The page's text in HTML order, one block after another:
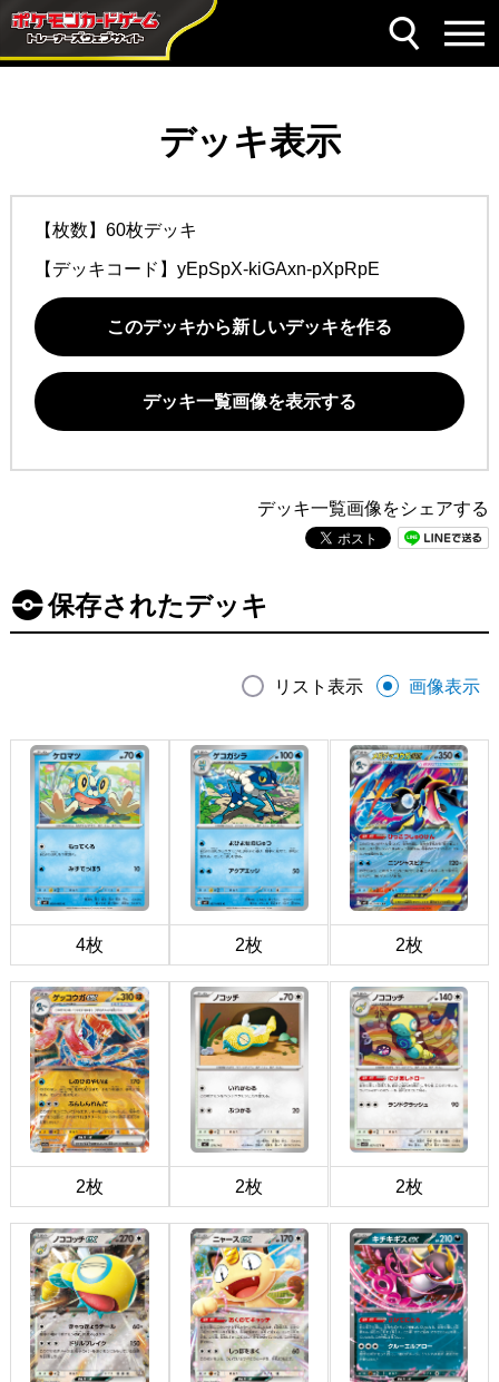
デッキ表示
【枚数】60枚デッキ
【デッキコード】 yEpSpX-kiGAxn-pXpRpE
このデッキから新しいデッキを作る
デッキ一覧画像を表示する
デッキ一覧画像をシェアする
保存されたデッキ
リスト表示 画像表示
4枚 2枚 2枚
2枚 2枚 2枚